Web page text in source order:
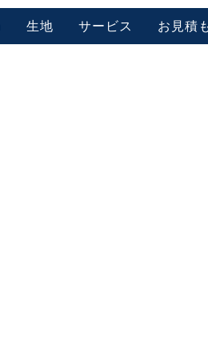
生地 サービス お見積